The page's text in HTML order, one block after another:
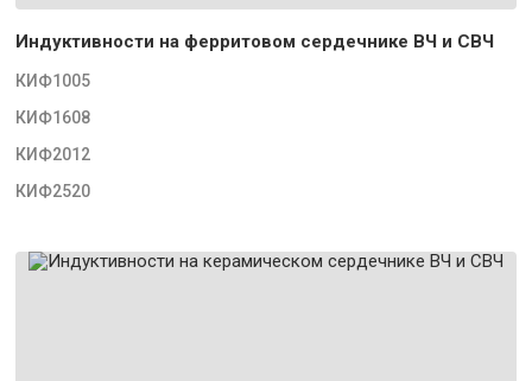
Индуктивности на ферритовом сердечнике ВЧ и СВЧ
КИФ1005
КИФ1608
КИФ2012
КИФ2520